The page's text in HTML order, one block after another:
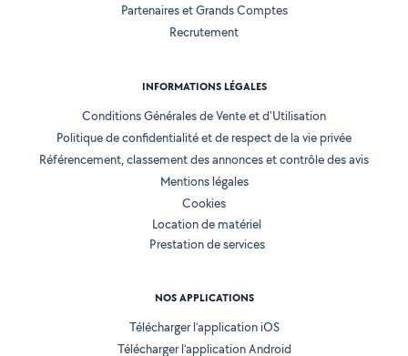
Partenaires et Grands Comptes
Recrutement
INFORMATIONS LÉGALES
Conditions Générales de Vente et d'Utilisation
Politique de confidentialité et de respect de la vie privée
Référencement, classement des annonces et contrôle des avis
Mentions légales
Cookies
Location de matériel
Prestation de services
NOS APPLICATIONS
Télécharger l’application iOS
Télécharger l’application Android